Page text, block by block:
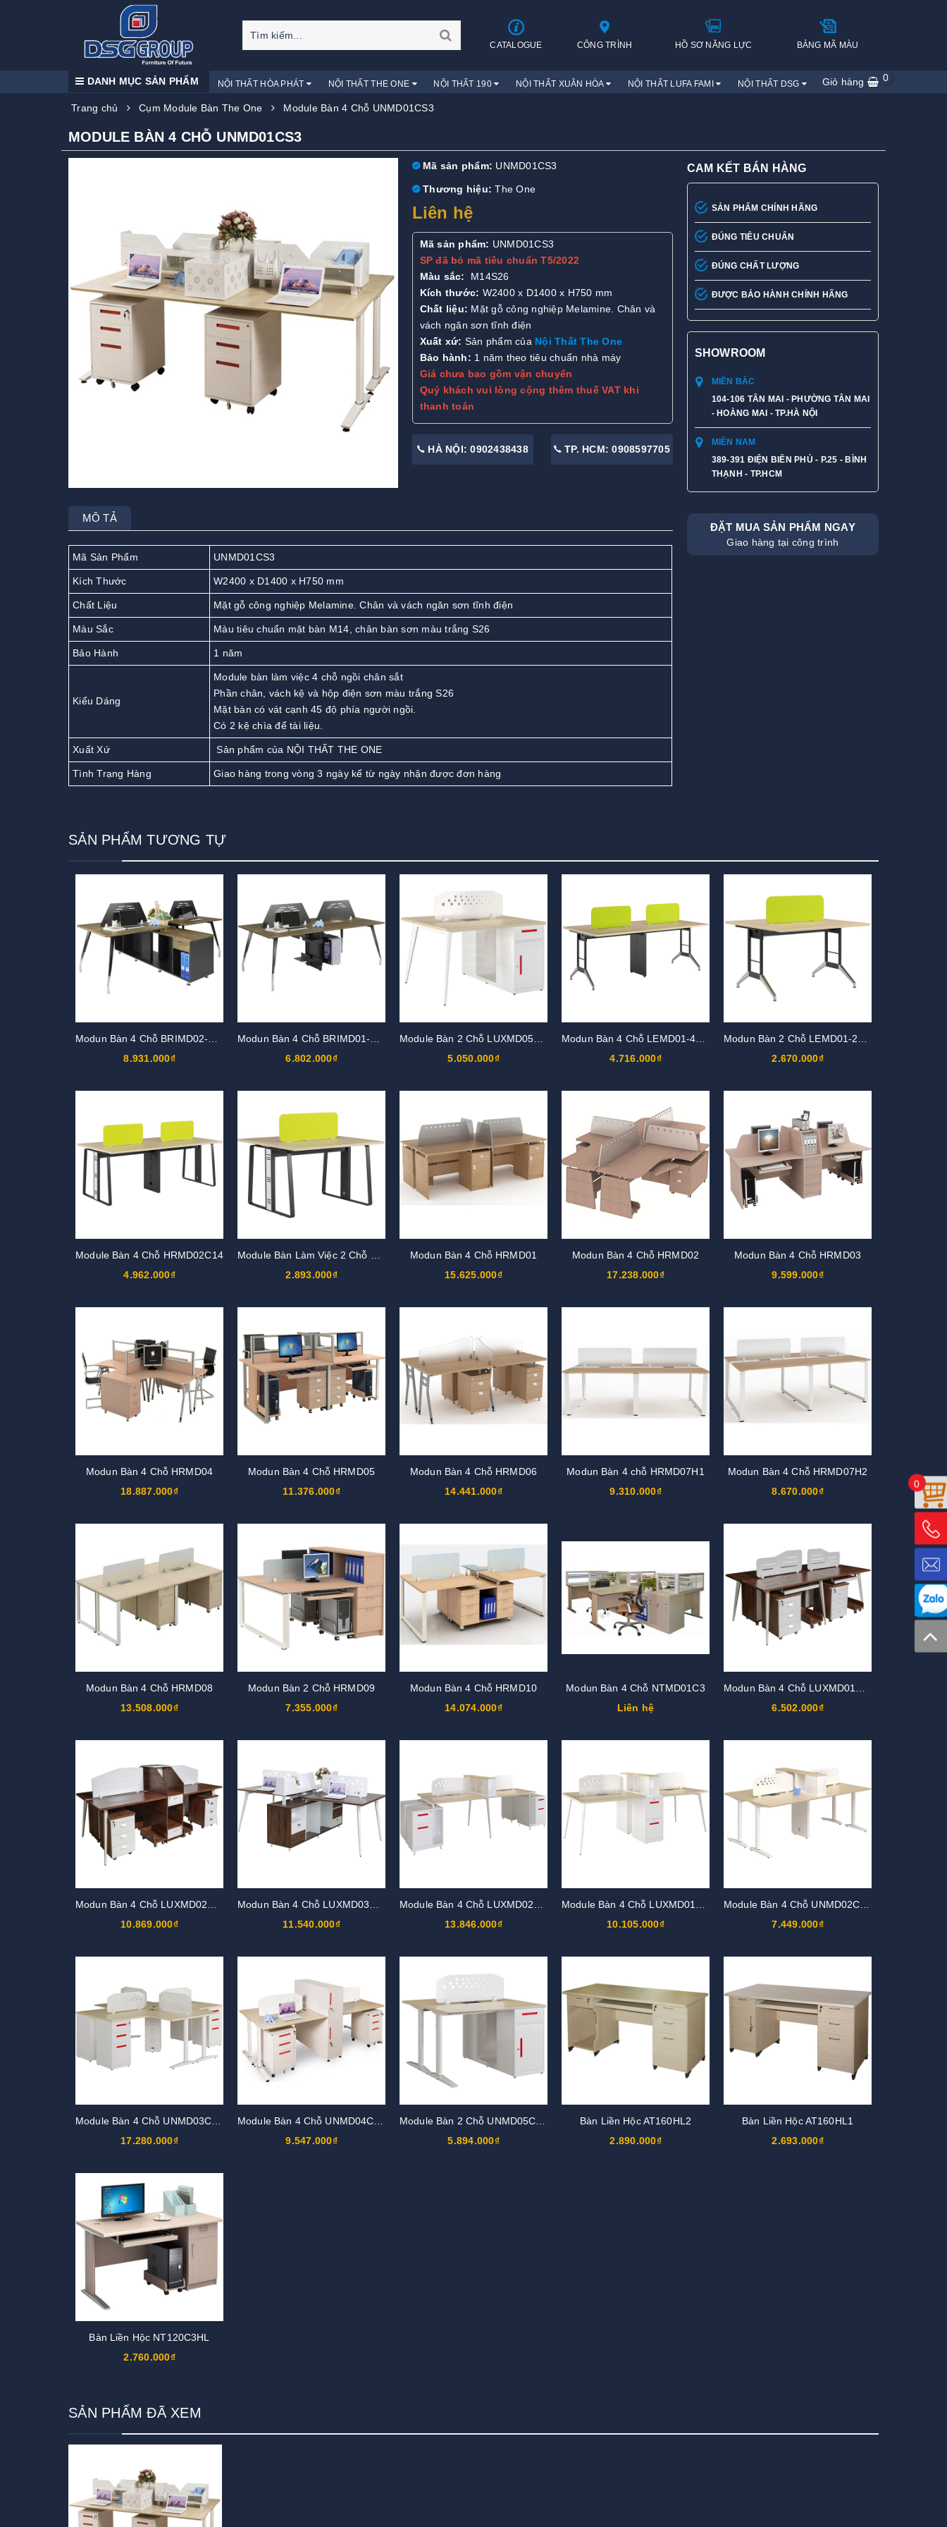
CATALOGUE CÔNG TRÌNH HỒ SƠ NĂNG LỰC BẢNG MÃ MÀU
DANH MỤC SẢN PHẨM NỘI THẤT HÒA PHÁT NỘI THẤT THE ONE NỘI THẤT 190 NỘI THẤT XUÂN HÒA NỘI THẤT LUFA FAMI NỘI THẤT DSG Giỏ hàng 0
Trang chủ Cụm Module Bàn The One Module Bàn 4 Chỗ UNMD01CS3
MODULE BÀN 4 CHỖ UNMD01CS3
Mã sản phẩm: UNMD01CS3
Thương hiệu: The One
Liên hệ
Mã sản phẩm: UNMD01CS3
SP đã bỏ mã tiêu chuẩn T5/2022
Màu sắc: M14S26
Kích thước: W2400 x D1400 x H750 mm
Chất liệu: Mặt gỗ công nghiệp Melamine. Chân và
vách ngăn sơn tĩnh điện
Xuất xứ: Sản phẩm của Nội Thất The One
Bảo hành: 1 năm theo tiêu chuẩn nhà máy
Giá chưa bao gồm vận chuyển
Quý khách vui lòng cộng thêm thuế VAT khi
thanh toán
HÀ NỘI: 0902438438 TP. HCM: 0908597705
CAM KẾT BÁN HÀNG
SẢN PHẨM CHÍNH HÃNG
ĐÚNG TIÊU CHUẨN
ĐÚNG CHẤT LƯỢNG
ĐƯỢC BẢO HÀNH CHÍNH HÃNG
SHOWROOM
MIỀN BẮC
104-106 TÂN MAI - PHƯỜNG TÂN MAI
- HOÀNG MAI - TP.HÀ NỘI
MIỀN NAM
389-391 ĐIỆN BIÊN PHỦ - P.25 - BÌNH
THẠNH - TP.HCM
MÔ TẢ
Mã Sản Phẩm UNMD01CS3
Kích Thước W2400 x D1400 x H750 mm
Chất Liệu Mặt gỗ công nghiệp Melamine. Chân và vách ngăn sơn tĩnh điện
Màu Sắc Màu tiêu chuẩn mặt bàn M14, chân bàn sơn màu trắng S26
Bảo Hành 1 năm
Kiểu Dáng
Module bàn làm việc 4 chỗ ngồi chân sắt
Phần chân, vách kệ và hộp điện sơn màu trắng S26
Mặt bàn có vát cạnh 45 độ phía người ngồi.
Có 2 kệ chìa để tài liệu.
Xuất Xứ Sản phẩm của NỘI THẤT THE ONE
Tình Trạng Hàng Giao hàng trong vòng 3 ngày kể từ ngày nhận được đơn hàng
ĐẶT MUA SẢN PHẨM NGAY
Giao hàng tại công trình
SẢN PHẨM TƯƠNG TỰ
8.931.000₫
6.802.000₫
5.050.000₫
4.716.000₫
2.670.000₫
Module Bàn 4 Chỗ HRMD02C14
4.962.000₫
2.893.000₫
Modun Bàn 4 Chỗ HRMD01
15.625.000₫
Modun Bàn 4 Chỗ HRMD02
17.238.000₫
Modun Bàn 4 Chỗ HRMD03
9.599.000₫
Modun Bàn 4 Chỗ HRMD04
18.887.000₫
Modun Bàn 4 Chỗ HRMD05
11.376.000₫
Modun Bàn 4 Chỗ HRMD06
14.441.000₫
Modun Bàn 4 chỗ HRMD07H1
9.310.000₫
Modun Bàn 4 Chỗ HRMD07H2
8.670.000₫
Modun Bàn 4 Chỗ HRMD08
13.508.000₫
Modun Bàn 2 Chỗ HRMD09
7.355.000₫
Modun Bàn 4 Chỗ HRMD10
14.074.000₫
Modun Bàn 4 Chỗ NTMD01C3
Liên hệ
6.502.000₫
10.869.000₫
11.540.000₫
13.846.000₫
10.105.000₫
7.449.000₫
17.280.000₫
9.547.000₫
5.894.000₫
Bàn Liền Hộc AT160HL2
2.890.000₫
Bàn Liền Hộc AT160HL1
2.693.000₫
Bàn Liền Hộc NT120C3HL
2.760.000₫
SẢN PHẨM ĐÃ XEM
0